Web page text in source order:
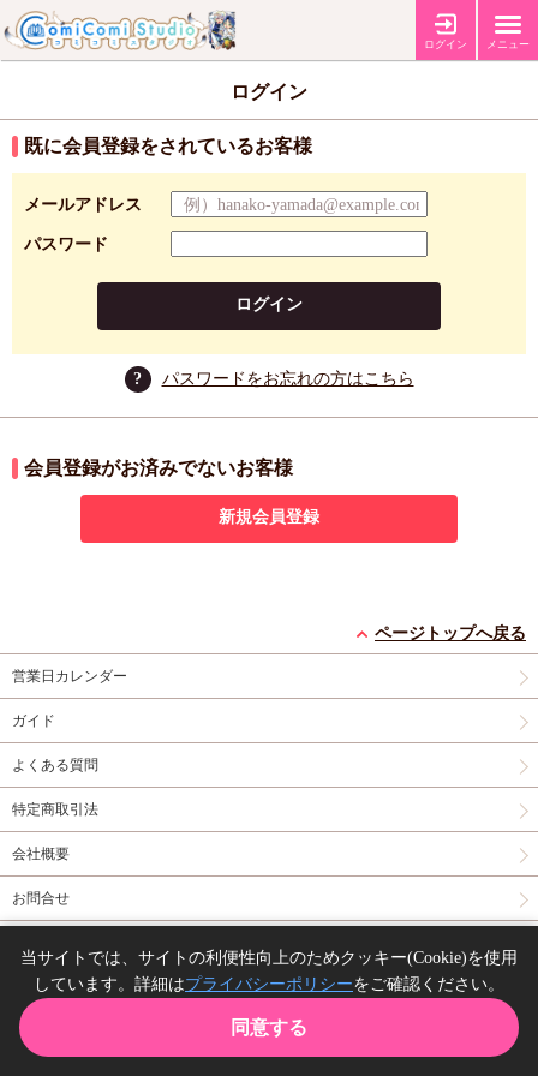
ログイン メニュー
ログイン
既に会員登録をされているお客様
メールアドレス
パスワード
ログイン
? パスワードをお忘れの方はこちら
会員登録がお済みでないお客様
新規会員登録
ページトップへ戻る
営業日カレンダー
ガイド
よくある質問
特定商取引法
会社概要
お問合せ
Copyright(C) comicomi studio. All right reserved.
当サイトでは、サイトの利便性向上のためクッキー(Cookie)を使用
しています。詳細はプライバシーポリシーをご確認ください。
同意する